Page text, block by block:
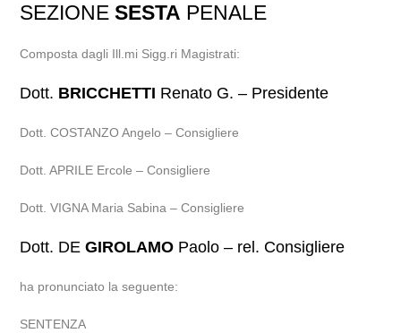
SEZIONESESTA PENALE
Composta dagli Ill.mi Sigg.ri Magistrati:
Dott. BRICCHETTI Renato G. – Presidente
Dott. COSTANZO Angelo – Consigliere
Dott. APRILE Ercole – Consigliere
Dott. VIGNA Maria Sabina – Consigliere
Dott. DEGIROLAMO Paolo – rel. Consigliere
ha pronunciato la seguente:
SENTENZA